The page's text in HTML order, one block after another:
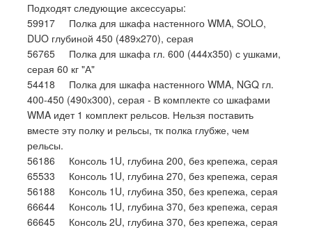
Подходят следующие аксессуары:
59917 Полка для шкафа настенного WMA, SOLO,
DUO глубиной 450 (489х270), серая
56765 Полка для шкафа гл. 600 (444x350) с ушками,
серая 60 кг "А"
54418 Полка для шкафа настенного WMA, NGQ гл.
400-450 (490х300), серая - В комплекте со шкафами
WMA идет 1 комплект рельсов. Нельзя поставить
вместе эту полку и рельсы, тк полка глубже, чем
рельсы.
56186 Консоль 1U, глубина 200, без крепежа, серая
65533 Консоль 1U, глубина 270, без крепежа, серая
56188 Консоль 1U, глубина 350, без крепежа, серая
66644 Консоль 1U, глубина 370, без крепежа, серая
66645 Консоль 2U, глубина 370, без крепежа, серая